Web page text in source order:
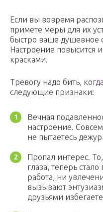
Если вы вовремя
примете меры для их
быстро ваше душевное
Настроение повысится
красками.
Тревогу надо бить,
следующие признаки:
Вечная
настроение.
не пытаетесь
Пропал интерес.
глаза, теперь
работа, ни
вызывают
друзьями